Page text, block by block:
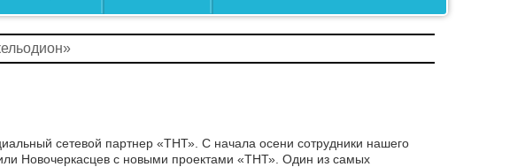
сетевой партнер «ТНТ». С начала осени сотрудники нашего
Новочеркасцев с новыми проектами «ТНТ». Один из самых